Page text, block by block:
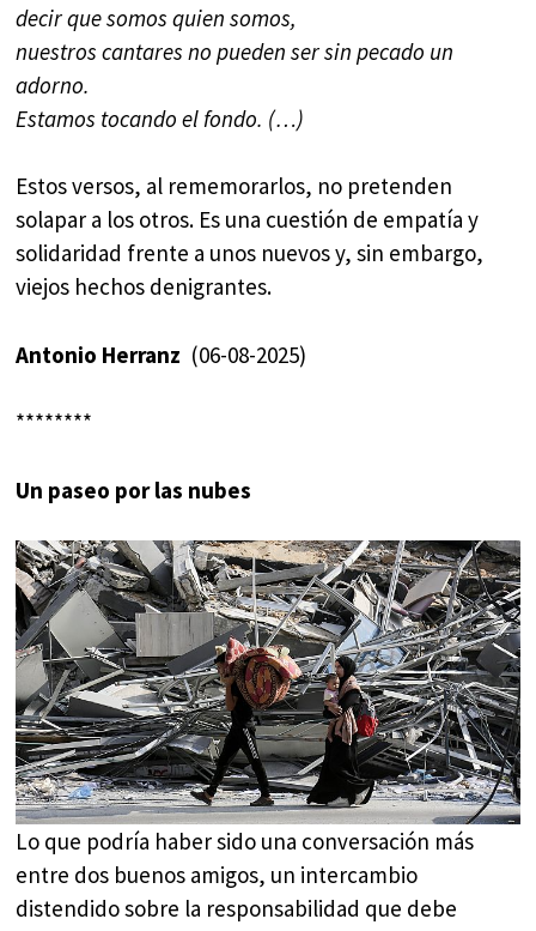
decir que somos quien somos,
nuestros cantares no pueden ser sin pecado un
adorno.
Estamos tocando el fondo. (…)
Estos versos, al rememorarlos, no pretenden
solapar a los otros. Es una cuestión de empatía y
solidaridad frente a unos nuevos y, sin embargo,
viejos hechos denigrantes.
Antonio Herranz (06-08-2025)
********
Un paseo por las nubes
Lo que podría haber sido una conversación más
entre dos buenos amigos, un intercambio
distendido sobre la responsabilidad que debe